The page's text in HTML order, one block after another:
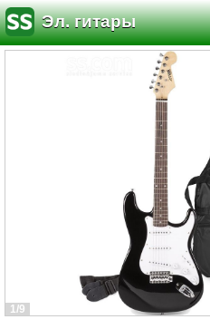
Эл. гитары
1/9